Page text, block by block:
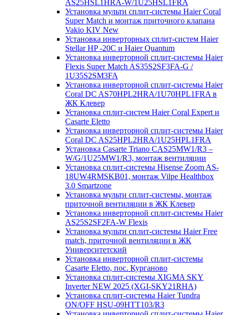
AS25HSL1HRA-W/1U25HSL1FRA
Установка мульти сплит-системы Haier Coral
Super Match и монтаж приточного клапана
Vakio KIV New
Установка инверторных сплит-систем Haier
Stellar HP -20С и Haier Quantum
Установка инверторной сплит-системы Haier
Flexis Super Match AS35S2SF3FA-G /
1U35S2SM3FA
Установка инверторной сплит-системы Haier
Coral DC AS70HPL2HRA/1U70HPL1FRA в
ЖК Клевер
Установка сплит-систем Haier Coral Expert и
Casarte Eletto
Установка инверторной сплит-системы Haier
Coral DC AS25HPL2HRA/1U25HPL1FRA
Установка Casarte Triano CAS25MW1/R3 –
W/G/1U25MW1/R3, монтаж вентиляции
Установка сплит-системы Hisense Zoom AS-
18UW4RMSKB01, монтаж Vilpe Healthbox
3.0 Smartzone
Установка мульти сплит-системы, монтаж
приточной вентиляции в ЖК Клевер
Установка инверторной сплит-системы Haier
AS25S2SF2FA-W Flexis
Установка мульти сплит-системы Haier Free
match, приточной вентиляции в ЖК
Университетский
Установка инверторной сплит-системы
Casarte Eletto, пос. Курганово
Установка сплит-системы XIGMA SKY
Inverter NEW 2025 (XGI-SKY21RHA)
Установка сплит-системы Haier Tundra
ON/OFF HSU-09HTT103/R3